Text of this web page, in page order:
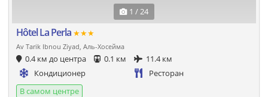
1 / 24
Hôtel La Perla ★★★
Av Tarik Ibnou Ziyad, Аль-Хосейма
0.4 км до центра 0.1 км
11.4 км
Кондиционер
Ресторан
В самом центре